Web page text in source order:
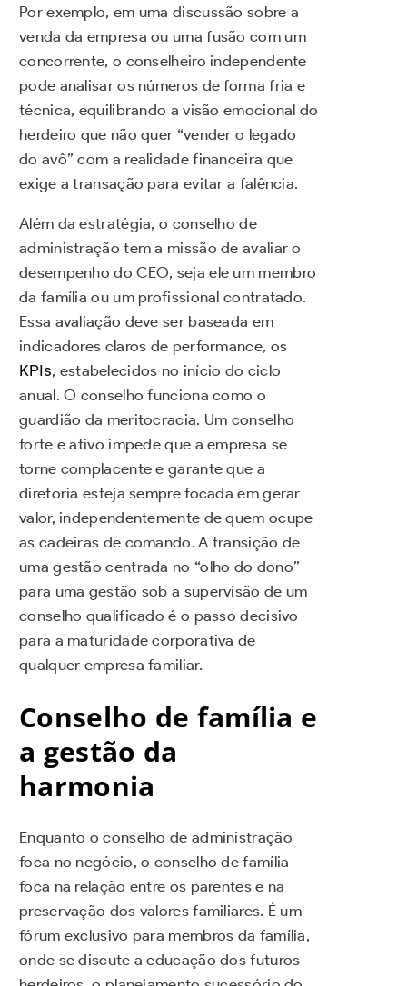
Por exemplo, em uma discussão sobre a
venda da empresa ou uma fusão com um
concorrente, o conselheiro independente
pode analisar os números de forma fria e
técnica, equilibrando a visão emocional do
herdeiro que não quer “vender o legado
do avô” com a realidade financeira que
exige a transação para evitar a falência.
Além da estratégia, o conselho de
administração tem a missão de avaliar o
desempenho do CEO, seja ele um membro
da família ou um profissional contratado.
Essa avaliação deve ser baseada em
indicadores claros de performance, os
KPIs, estabelecidos no início do ciclo
anual. O conselho funciona como o
guardião da meritocracia. Um conselho
forte e ativo impede que a empresa se
torne complacente e garante que a
diretoria esteja sempre focada em gerar
valor, independentemente de quem ocupe
as cadeiras de comando. A transição de
uma gestão centrada no “olho do dono”
para uma gestão sob a supervisão de um
conselho qualificado é o passo decisivo
para a maturidade corporativa de
qualquer empresa familiar.
Conselho de família e
a gestão da
harmonia
Enquanto o conselho de administração
foca no negócio, o conselho de família
foca na relação entre os parentes e na
preservação dos valores familiares. É um
fórum exclusivo para membros da família,
onde se discute a educação dos futuros